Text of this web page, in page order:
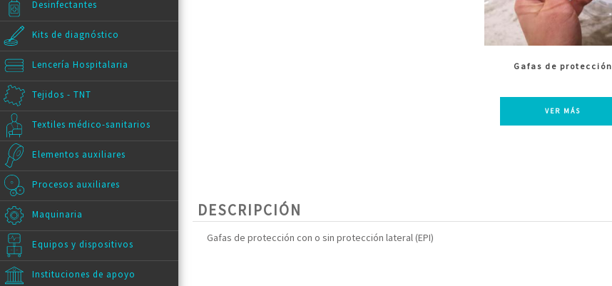
Desinfectantes
Kits de diagnóstico
Lencería Hospitalaria
Tejidos - TNT
Textiles médico-sanitarios
Elementos auxiliares
Procesos auxiliares
Maquinaria
Equipos y dispositivos
Instituciones de apoyo
Gafas de protección
VER MÁS
DESCRIPCIÓN
Gafas de protección con o sin protección lateral (EPI)